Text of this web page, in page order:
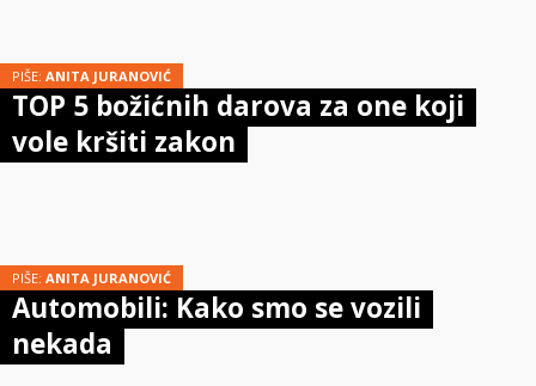
PIŠE: ANITA JURANOVIĆ
TOP 5 božićnih darova za one koji
vole kršiti zakon
PIŠE: ANITA JURANOVIĆ
Automobili: Kako smo se vozili
nekada